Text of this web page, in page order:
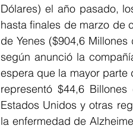
Dólares) el año pasado,
hasta finales de marzo de
de Yenes ($904,6
según anunció la
espera que la mayor
representó $44,6
Estados Unidos y otras
la enfermedad de